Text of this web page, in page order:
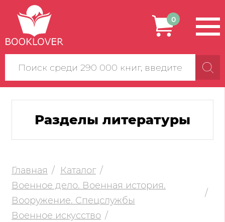
Поиск
по
сайту
0
Разделы литературы
Главная
Каталог
Военное дело. Военная история.
Вооружение. Спецслужбы
Военное искусство